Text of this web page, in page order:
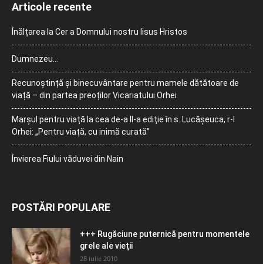
Articole recente
Înălțarea la Cer a Domnului nostru Iisus Hristos
Dumnezeu…
Recunoștință și binecuvântare pentru mamele dătătoare de
viață – din partea preoților Vicariatului Orhei
Marșul pentru viață la cea de-a II-a ediție în s. Lucășeuca, r-l
Orhei: „Pentru viață, cu inimă curată”
Învierea Fiului văduvei din Nain
POSTĂRI POPULARE
+++ Rugăciune puternică pentru momentele
grele ale vieţii
28 iulie 2010